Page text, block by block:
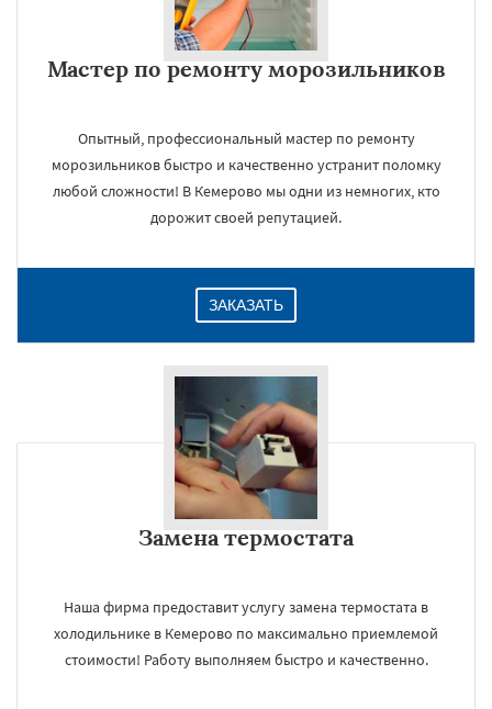
Мастер по ремонту морозильников
Опытный, профессиональный мастер по ремонту
морозильников быстро и качественно устранит поломку
любой сложности! В Кемерово мы одни из немногих, кто
дорожит своей репутацией.
ЗАКАЗАТЬ
Замена термостата
Наша фирма предоставит услугу замена термостата в
холодильнике в Кемерово по максимально приемлемой
стоимости! Работу выполняем быстро и качественно.
Даю согласие на обработку персональных данных